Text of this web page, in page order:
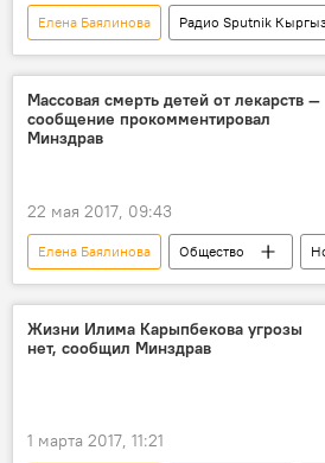
Елена Баялинова
Радио Sputnik
Актан Арым Кубат
клуб
Геннадий Базаров
альтернатива
кинематограф
Кыргызстан
Массовая смерть детей от лекарств —
сообщение прокомментировал
Минздрав
22 мая 2017, 09:43
Елена Баялинова Общество
Кыргызстан
дети
Жизни Илима Карыпбекова угрозы
нет, сообщил Минздрав
1 марта 2017, 11:21